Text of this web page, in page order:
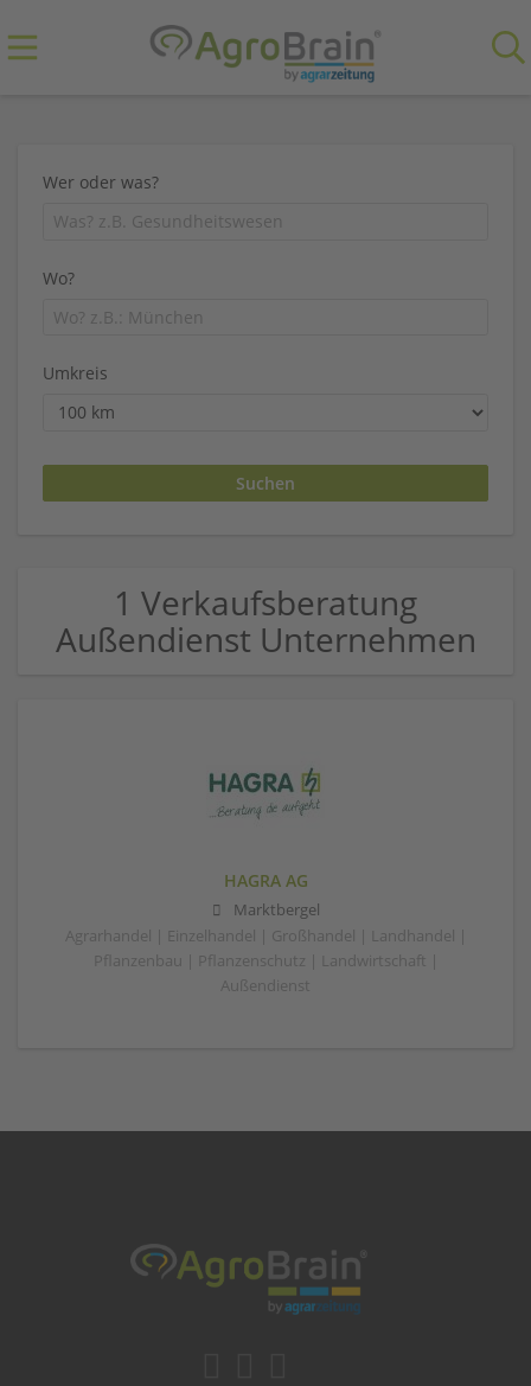
Wer oder was?
Wo?
Umkreis
1 Verkaufsberatung
Außendienst Unternehmen
HAGRA AG
Marktbergel
Agrarhandel | Einzelhandel | Großhandel | Landhandel |
Pflanzenbau | Pflanzenschutz | Landwirtschaft |
Außendienst